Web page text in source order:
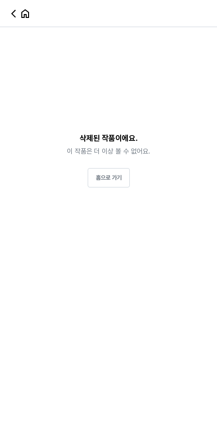
삭제된 작품이에요.
이 작품은 더 이상 볼 수 없어요.
홈으로 가기